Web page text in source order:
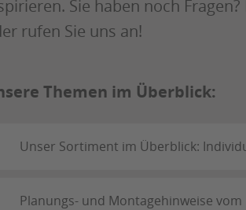
Sie haben noch
rufen Sie uns an!
Themen im Überblick:
Unser Sortiment im Überblick:
Planungs- und Montagehinweise vom